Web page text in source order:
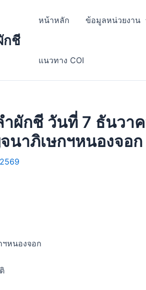
กชี
หน้าหลัก ข้อมูลหน่วยงาน
แนวทาง COI
ผักชี วันที่ 7 ธันวา
นาภิเษกฯหนองจอก
หนองจอก